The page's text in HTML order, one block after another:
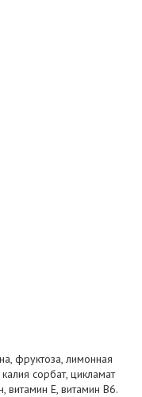
фруктоза, лимонная
сорбат, цикламат
витамин Е, витамин В6.